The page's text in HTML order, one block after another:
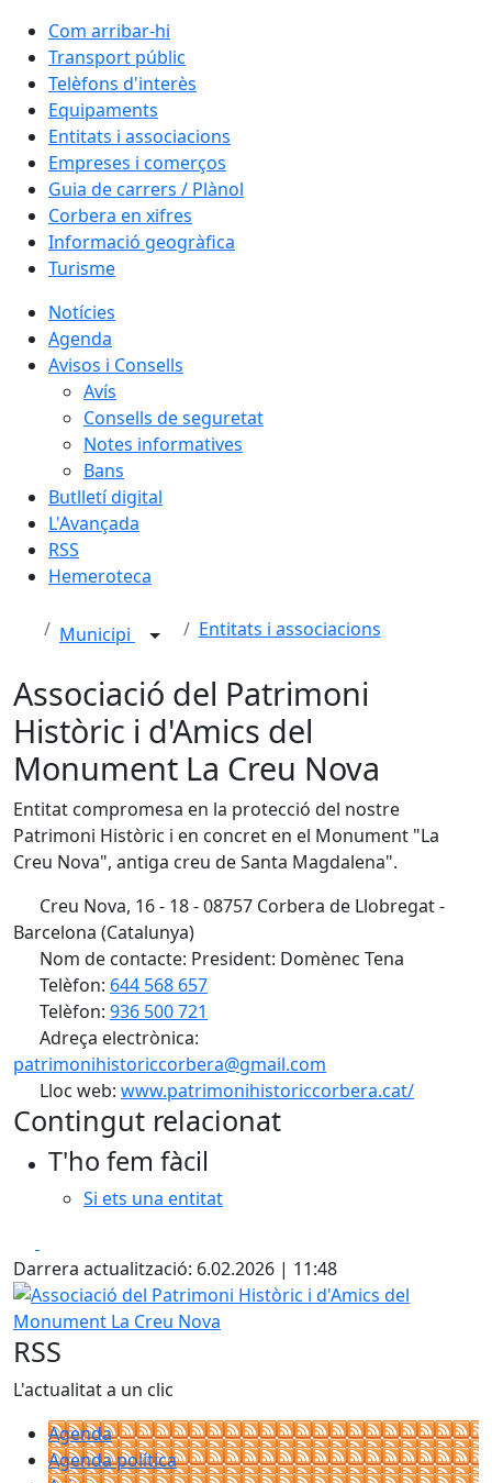
Com arribar-hi
Transport públic
Telèfons d'interès
Equipaments
Entitats i associacions
Empreses i comerços
Guia de carrers / Plànol
Corbera en xifres
Informació geogràfica
Turisme
Notícies
Agenda
Avisos i Consells
Avís
Consells de seguretat
Notes informatives
Bans
Butlletí digital
L'Avançada
RSS
Hemeroteca
Municipi Entitats i associacions
Associació del Patrimoni
Històric i d'Amics del
Monument La Creu Nova
Entitat compromesa en la protecció del nostre
Patrimoni Històric i en concret en el Monument "La
Creu Nova", antiga creu de Santa Magdalena".
Creu Nova, 16 - 18 - 08757 Corbera de Llobregat -
Barcelona (Catalunya)
Nom de contacte: President: Domènec Tena
Telèfon: 644 568 657
Telèfon: 936 500 721
Adreça electrònica:
patrimonihistoriccorbera@gmail.com
Lloc web: www.patrimonihistoriccorbera.cat/
Contingut relacionat
T'ho fem fàcil
Si ets una entitat
Darrera actualització: 6.02.2026 | 11:48
Associació del Patrimoni Històric i d'Amics del Monument
RSS
L'actualitat a un clic
Agenda
Agenda política